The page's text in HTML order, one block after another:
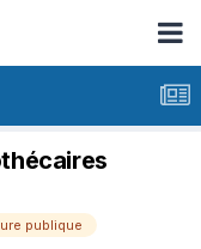
publique